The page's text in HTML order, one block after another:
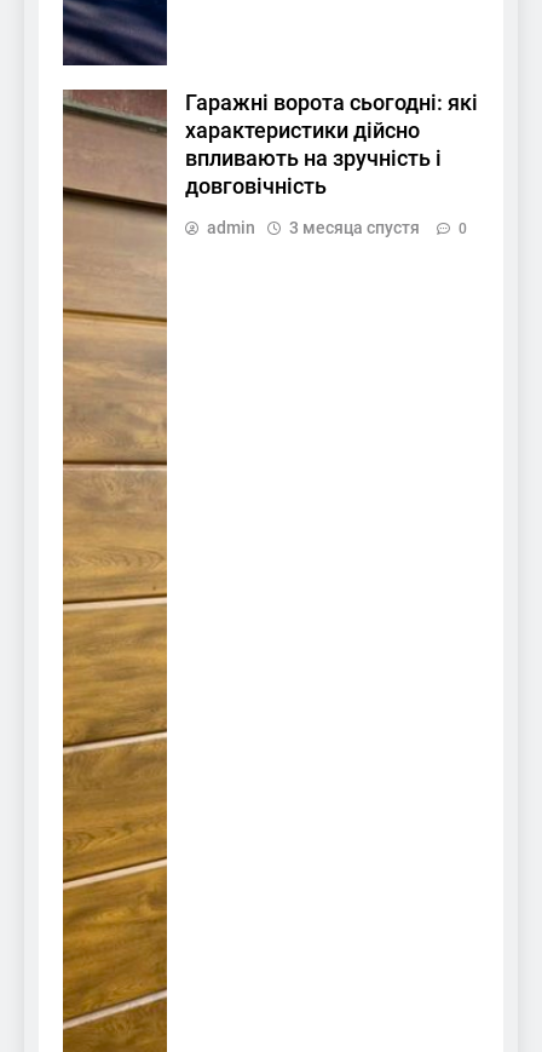
Гаражні ворота сьогодні: які
характеристики дійсно
впливають на зручність і
довговічність
admin 3 месяца спустя 0